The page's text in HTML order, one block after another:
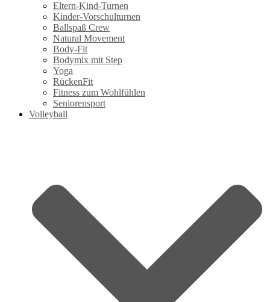
Eltern-Kind-Turnen
Kinder-Vorschulturnen
Ballspaß Crew
Natural Movement
Body-Fit
Bodymix mit Step
Yoga
RückenFit
Fitness zum Wohlfühlen
Seniorensport
Volleyball